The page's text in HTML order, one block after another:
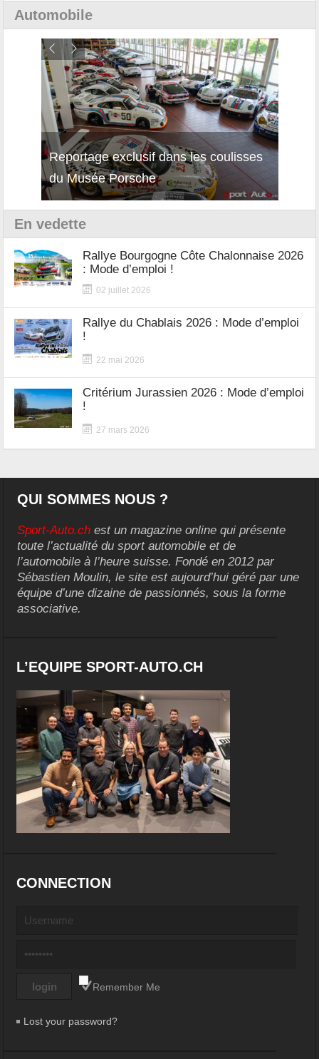
Automobile
Reportage exclusif dans les coulisses
du Musée Porsche
Découverte de la nouvelle Ferrari
12Cilindri Manuale
En vedette
Rallye Bourgogne Côte Chalonnaise 2026
: Mode d’emploi !
02 juillet 2026
Rallye du Chablais 2026 : Mode d’emploi
!
22 mai 2026
Critérium Jurassien 2026 : Mode d’emploi
!
27 mars 2026
QUI SOMMES NOUS ?
Sport-Auto.ch est un magazine online qui présente
toute l’actualité du sport automobile et de
l’automobile à l’heure suisse. Fondé en 2012 par
Sébastien Moulin, le site est aujourd’hui géré par une
équipe d’une dizaine de passionnés, sous la forme
associative.
L’EQUIPE SPORT-AUTO.CH
CONNECTION
Remember Me
Lost your password?